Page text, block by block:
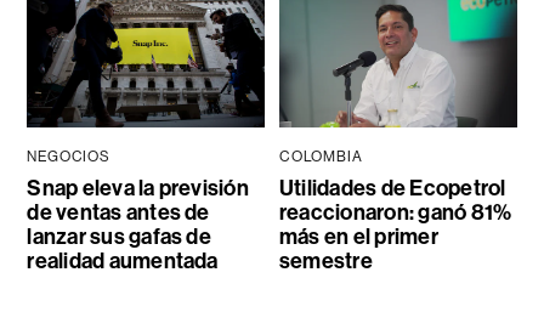
NEGOCIOS
Snap eleva la previsión
de ventas antes de
lanzar sus gafas de
realidad aumentada
COLOMBIA
Utilidades de Ecopetrol
reaccionaron: ganó 81%
más en el primer
semestre